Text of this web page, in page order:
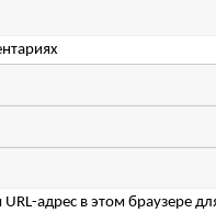
адрес в этом браузере